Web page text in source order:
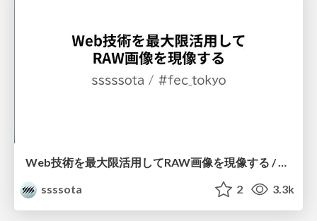
Web技術を最大限活用してRAW画像を現像する / Developing RAW Images on the Web
ssssota
2 3.3k